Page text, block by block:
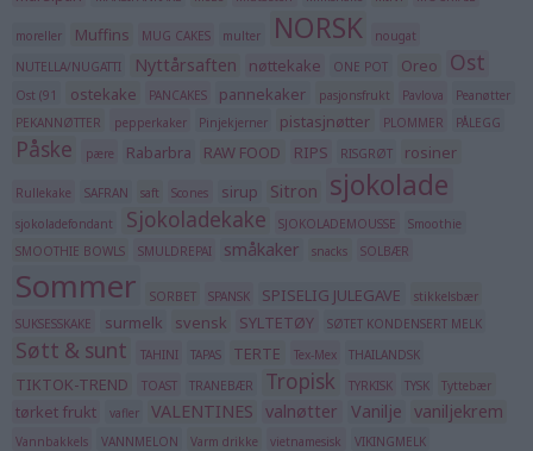
moreller Muffins MUG CAKES multer NORSK
nougat
NUTELLA/NUGATTI
Nyttårsaften nøttekake ONE POT Oreo Ost
Ost (91 ostekake PANCAKES pannekaker pasjonsfrukt Pavlova
Peanøtter
PEKANNØTTER
pepperkaker Pinjekjerner pistasjnøtter PLOMMER PÅLEGG
Påske pære Rabarbra RAW FOOD RIPS RISGRØT rosiner
Rullekake SAFRAN saft Scones sirup Sitron sjokolade
sjokoladefondant Sjokoladekake SJOKOLADEMOUSSE
Smoothie
SMOOTHIE BOWLS
SMULDREPAI småkaker snacks SOLBÆR
Sommer SORBET SPANSK SPISELIG JULEGAVE
stikkelsbær
SUKSESSKAKE
surmelk svensk SYLTETØY SØTET KONDENSERT MELK
Søtt & sunt TAHINI TAPAS TERTE Tex-Mex THAILANDSK
TIKTOK-TREND TOAST TRANEBÆR Tropisk TYRKISK TYSK Tyttebær
tørket frukt vafler VALENTINES valnøtter Vanilje vaniljekrem
Vannbakkels VANNMELON Varm drikke vietnamesisk
VIKINGMELK